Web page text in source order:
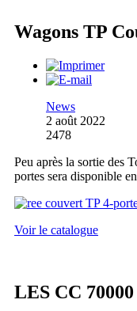
Wagons TP
News
2 août 2022
2478
Peu après la sortie des
portes sera disponible
Voir le catalogue
LES CC 70000